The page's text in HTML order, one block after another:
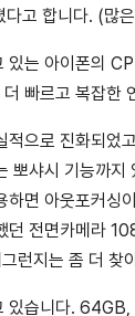
고 합니다. (많
있는 아이폰의
빠르고 복잡한
적으로 진화되었
뽀샤시 기능까
하면 아웃포커싱
던 전면카메라
런지는 좀 더 찾
있습니다.